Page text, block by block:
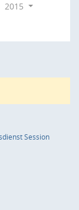
2015
Session(Wird in